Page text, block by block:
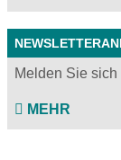
Melden Sie
MEHR